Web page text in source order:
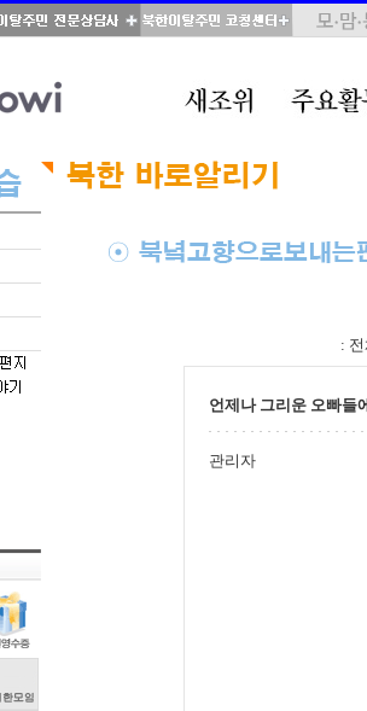
:
언제나 그리운 오빠들
관리자